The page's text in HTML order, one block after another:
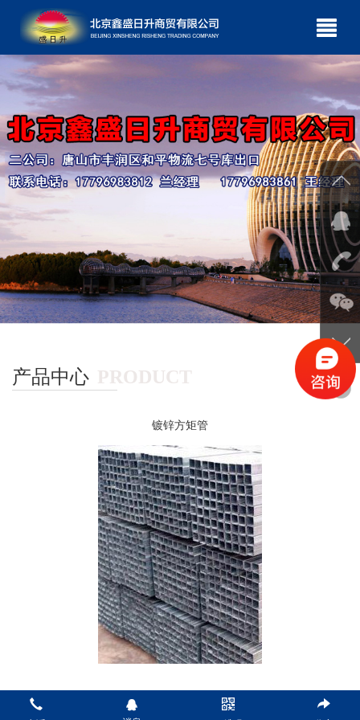
网站首页
关于我们
产品展示
成功案例
新闻中心
公司理念
诚聘英才
在线订购
联系我们
产品中心 PRODUCT
镀锌方矩管